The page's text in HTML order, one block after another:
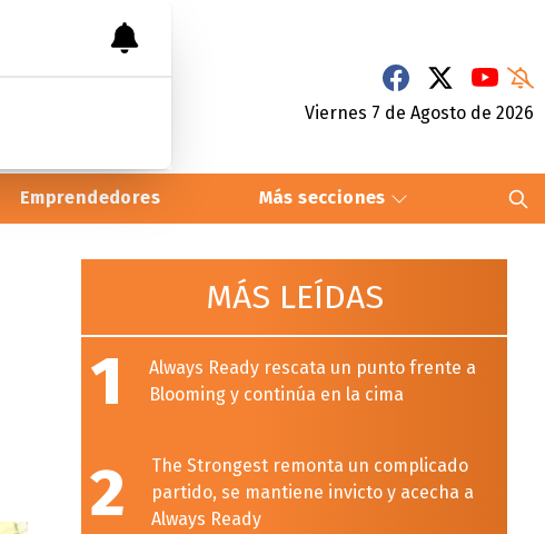
Viernes 7 de Agosto de 2026
Emprendedores Más secciones
MÁS LEÍDAS
1
Always Ready rescata un punto frente a
Blooming y continúa en la cima
2
The Strongest remonta un complicado
partido, se mantiene invicto y acecha a
Always Ready